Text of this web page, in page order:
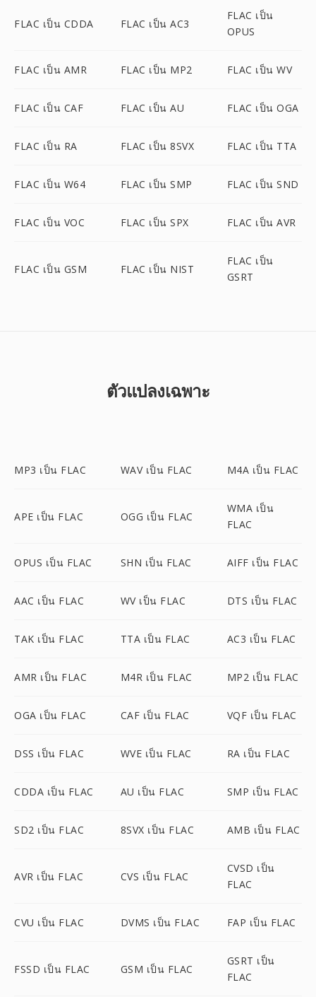
FLAC เป็น CDDA FLAC เป็น AC3
FLAC เป็น
OPUS
FLAC เป็น AMR FLAC เป็น MP2 FLAC เป็น WV
FLAC เป็น CAF FLAC เป็น AU FLAC เป็น OGA
FLAC เป็น RA FLAC เป็น 8SVX FLAC เป็น TTA
FLAC เป็น W64 FLAC เป็น SMP FLAC เป็น SND
FLAC เป็น VOC FLAC เป็น SPX FLAC เป็น AVR
FLAC เป็น GSM FLAC เป็น NIST
FLAC เป็น
GSRT
ตัวแปลงเฉพาะ
MP3 เป็น FLAC WAV เป็น FLAC M4A เป็น FLAC
APE เป็น FLAC OGG เป็น FLAC
WMA เป็น
FLAC
OPUS เป็น FLAC SHN เป็น FLAC AIFF เป็น FLAC
AAC เป็น FLAC WV เป็น FLAC DTS เป็น FLAC
TAK เป็น FLAC TTA เป็น FLAC AC3 เป็น FLAC
AMR เป็น FLAC M4R เป็น FLAC MP2 เป็น FLAC
OGA เป็น FLAC CAF เป็น FLAC VQF เป็น FLAC
DSS เป็น FLAC WVE เป็น FLAC RA เป็น FLAC
CDDA เป็น FLAC AU เป็น FLAC SMP เป็น FLAC
SD2 เป็น FLAC 8SVX เป็น FLAC AMB เป็น FLAC
AVR เป็น FLAC CVS เป็น FLAC
CVSD เป็น
FLAC
CVU เป็น FLAC DVMS เป็น FLAC FAP เป็น FLAC
FSSD เป็น FLAC GSM เป็น FLAC
GSRT เป็น
FLAC